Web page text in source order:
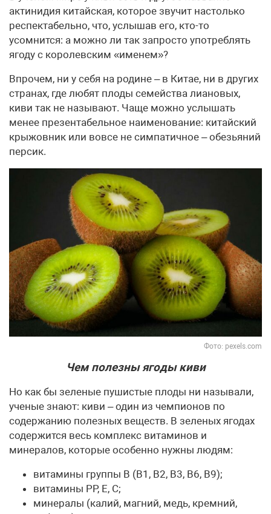
актинидия китайская, которое звучит настолько
респектабельно, что, услышав его, кто-то
усомнится: а можно ли так запросто употреблять
ягоду с королевским «именем»?
Впрочем, ни у себя на родине – в Китае, ни в других
странах, где любят плоды семейства лиановых,
киви так не называют. Чаще можно услышать
менее презентабельное наименование: китайский
крыжовник или вовсе не симпатичное – обезьяний
персик.
Фото: pexels.com
Чем полезны ягоды киви
Но как бы зеленые пушистые плоды ни называли,
ученые знают: киви – один из чемпионов по
содержанию полезных веществ. В зеленых ягодах
содержится весь комплекс витаминов и
минералов, которые особенно нужны людям:
витамины группы B (B1, B2, B3, B6, B9);
витамины PP, E, C;
минералы (калий, магний, медь, кремний,